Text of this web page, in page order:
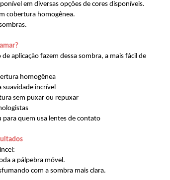
em diversas opções de cores disponíveis.
cobertura homogênea.
aplicação fazem dessa sombra, a mais fácil de
homogênea
suavidade incrível
sem puxar ou repuxar
para quem usa lentes de contato
a pálpebra móvel.
com a sombra mais clara.